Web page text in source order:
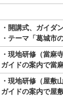
・開講式、ガイダ
・テーマ「葛城市
・現地研修（當麻
ガイドの案内で當
・現地研修（屋敷
ガイドの案内で屋